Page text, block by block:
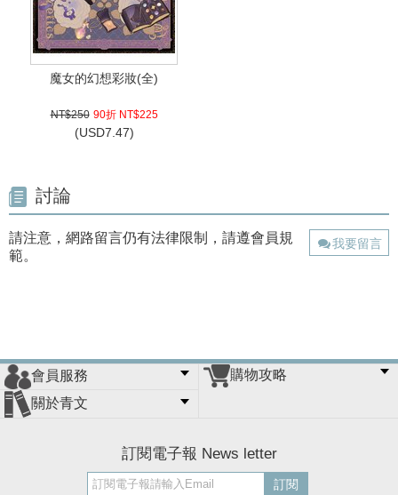
魔女的幻想彩妝(全)
NT$250 90折 NT$225
(USD7.47)
討論
請注意，網路留言仍有法律限制，請遵會員規
範。
我要留言
會員服務
會員辦法
客服信箱
隱私條款
網站導覽
購物攻略
關於青文
訂閱電子報 News letter
訂閱